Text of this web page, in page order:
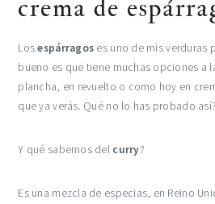
crema de
Losespárragos es uno de mis verduras
bueno es que tiene muchas opciones a
plancha, en revuelto o como hoy en
que ya verás. Qué no lo has probado
Y qué sabemos del curry?
Es una mezcla de especias, en Reino